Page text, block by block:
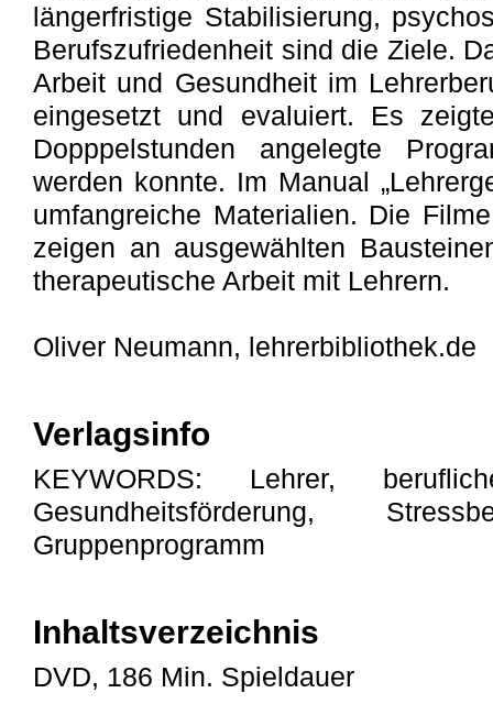
längerfristige Stabilisierung,
Berufszufriedenheit sind die Ziele.
Arbeit und Gesundheit im
eingesetzt und evaluiert. Es
Dopppelstunden angelegte
werden konnte. Im Manual
umfangreiche Materialien. Die
zeigen an ausgewählten
therapeutische Arbeit mit Lehrern.
Oliver Neumann, lehrerbibliothek.de
Verlagsinfo
KEYWORDS: Lehrer,
Gesundheitsförderung,
Gruppenprogramm
Inhaltsverzeichnis
DVD, 186 Min. Spieldauer